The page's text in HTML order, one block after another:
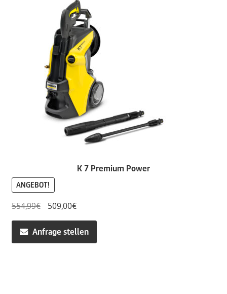
K 7 Premium Power
ANGEBOT!
554,99€
Ursprünglicher
Preis
war:
554,99€
509,00€Aktueller
Preis
ist:
509,00€.
Anfrage stellen